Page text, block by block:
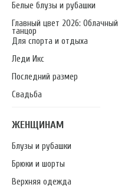
Белые блузы и рубашки
Главный цвет 2026: Облачный
танцор
Для спорта и отдыха
Леди Икс
Последний размер
Свадьба
ЖЕНЩИНАМ
Блузы и рубашки
Брюки и шорты
Верхняя одежда